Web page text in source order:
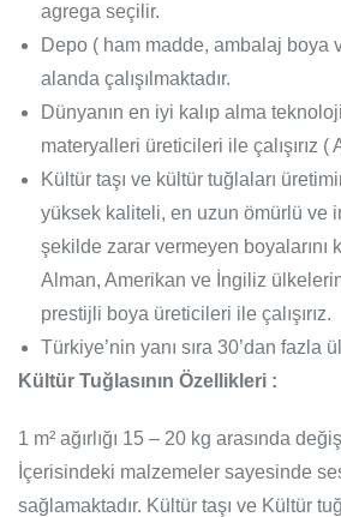
agrega seçilir.
Depo ( ham madde, ambalaj boya
alanda çalışılmaktadır.
Dünyanın en iyi kalıp alma
materyalleri üreticileri ile çalışırız (
Kültür taşı ve kültür tuğlaları
yüksek kaliteli, en uzun ömürlü ve
şekilde zarar vermeyen boyalarını
Alman, Amerikan ve İngiliz
prestijli boya üreticileri ile çalışırız.
Türkiye’nin yanı sıra 30’dan fazla
Kültür Tuğlasının Özellikleri :
1 m² ağırlığı 15 – 20 kg arasında
İçerisindeki malzemeler sayesinde ses
sağlamaktadır. Kültür taşı ve Kültür